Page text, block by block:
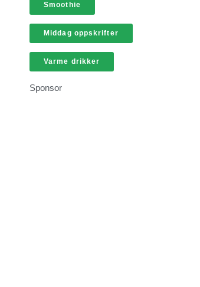
Smoothie
Middag oppskrifter
Varme drikker
Sponsor